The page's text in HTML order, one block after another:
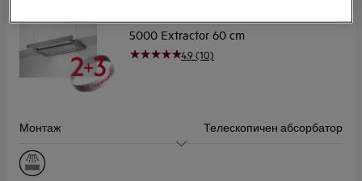
4.9 (10)
5000 Extractor 60 cm
Монтаж Телескопичен абсорбатор
Размер (см)